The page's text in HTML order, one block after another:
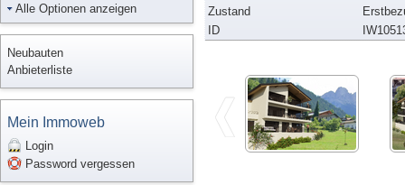
Alle Optionen anzeigen
Neubauten
Anbieterliste
Mein Immoweb
Login
Password vergessen
Zustand
ID